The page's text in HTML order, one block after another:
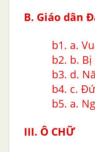
B. Giáo dân
b1. a.
b2. b.
b3. d.
b4. c.
b5. a.
III. Ô CHỮ